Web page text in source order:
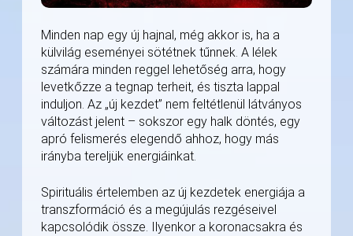
Minden nap egy új hajnal, még akkor is, ha a
külvilág eseményei sötétnek tűnnek. A lélek
számára minden reggel lehetőség arra, hogy
levetkőzze a tegnap terheit, és tiszta lappal
induljon. Az „új kezdet” nem feltétlenül látványos
változást jelent – sokszor egy halk döntés, egy
apró felismerés elegendő ahhoz, hogy más
irányba tereljük energiáinkat.
Spirituális értelemben az új kezdetek energiája a
transzformáció és a megújulás rezgéseivel
kapcsolódik össze. Ilyenkor a koronacsakra és